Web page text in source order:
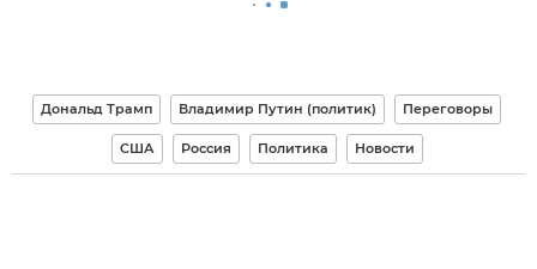
Дональд Трамп Владимир Путин (политик) Переговоры
США Россия Политика Новости